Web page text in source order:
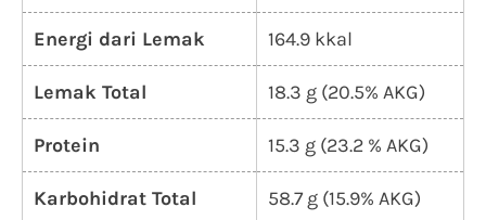
Energi dari Lemak 164.9 kkal
Lemak Total 18.3 g (20.5% AKG)
Protein 15.3 g (23.2 % AKG)
Karbohidrat Total 58.7 g (15.9% AKG)